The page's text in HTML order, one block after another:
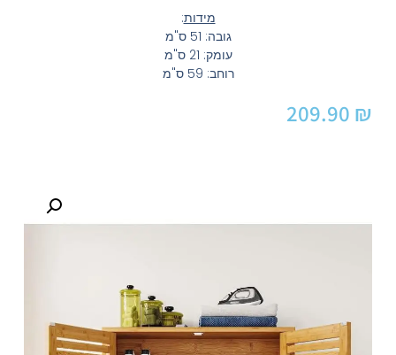
מידות:
גובה: 51 ס"מ
עומק: 21 ס"מ
​רוחב: 59 ס"מ
209.90 ₪